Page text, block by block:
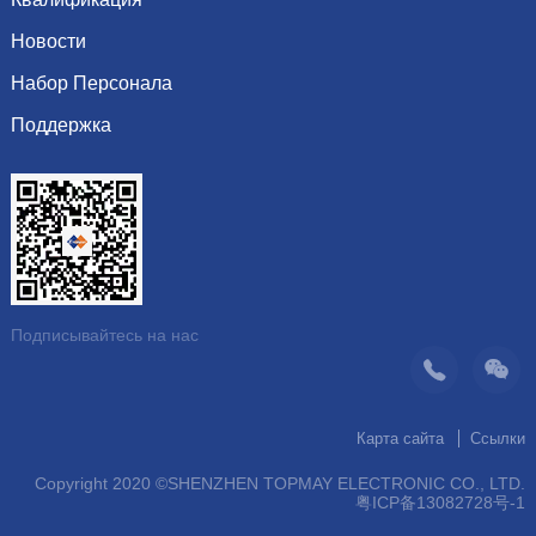
Культура
Система
операция
контакт
емкость
сопротивление
индуктор Inductor
Почетная грамота
Новости
Показать информацию
Динамика компании
Набор Персонала
Последние вакансии
Поддержка
Скачать каталог
Подписывайтесь на нас
Карта сайта Ссылки
Copyright 2020 ©SHENZHEN TOPMAY ELECTRONIC CO., LTD.
粤ICP备13082728号-1